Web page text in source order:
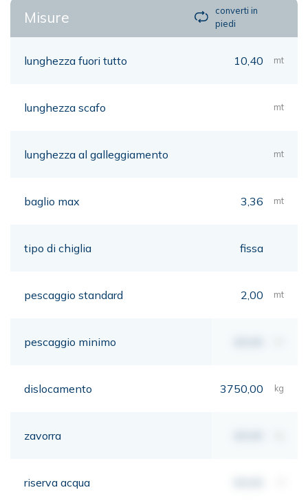
Misure
converti in
piedi
lunghezza fuori tutto 10,40 mt
lunghezza scafo mt
lunghezza al galleggiamento mt
baglio max 3,36 mt
tipo di chiglia fissa
pescaggio standard 2,00 mt
pescaggio minimo
dislocamento 3750,00 kg
zavorra
riserva acqua